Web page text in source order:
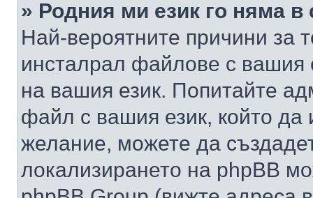
» Родния ми език го няма в
Най-вероятните причини за
инсталрал файлове с вашия
на вашия език. Попитайте
файл с вашия език, който да
желание, можете да
локализирането на phpBB